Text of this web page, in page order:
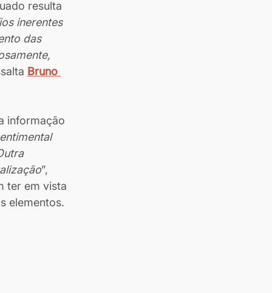
resulta
inerentes
das
Bruno
informação
”,
ter em vista
elementos.